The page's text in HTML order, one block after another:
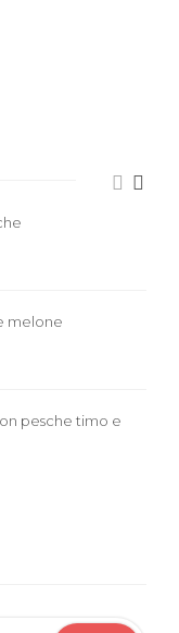
melone
pesche timo e